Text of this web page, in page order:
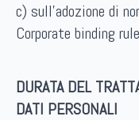
c) sull’adozione di
Corporate binding
DURATA DEL
DATI PERSONALI